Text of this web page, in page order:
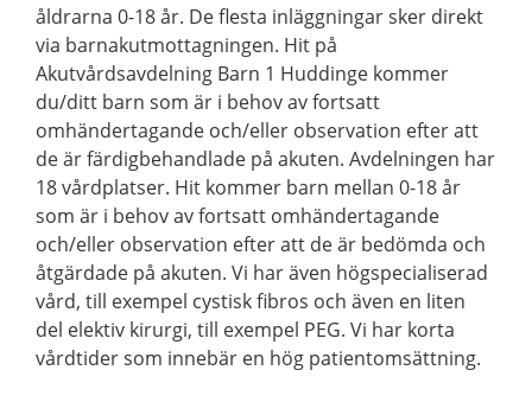
åldrarna 0-18 år. De flesta inläggningar sker direkt
via barnakutmottagningen. Hit på
Akutvårdsavdelning Barn 1 Huddinge kommer
du/ditt barn som är i behov av fortsatt
omhändertagande och/eller observation efter att
de är färdigbehandlade på akuten. Avdelningen har
18 vårdplatser. Hit kommer barn mellan 0-18 år
som är i behov av fortsatt omhändertagande
och/eller observation efter att de är bedömda och
åtgärdade på akuten. Vi har även högspecialiserad
vård, till exempel cystisk fibros och även en liten
del elektiv kirurgi, till exempel PEG. Vi har korta
vårdtider som innebär en hög patientomsättning.